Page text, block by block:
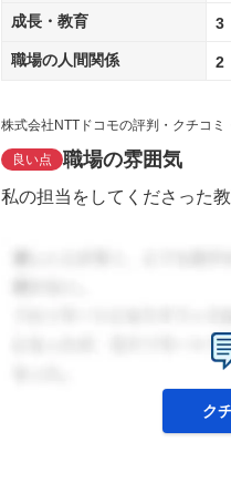
成長・教育 3
職場の人間関係 2
株式会社NTTドコモの評判・クチコミ
良い点 職場の雰囲気
私の担当をしてくださった
ク